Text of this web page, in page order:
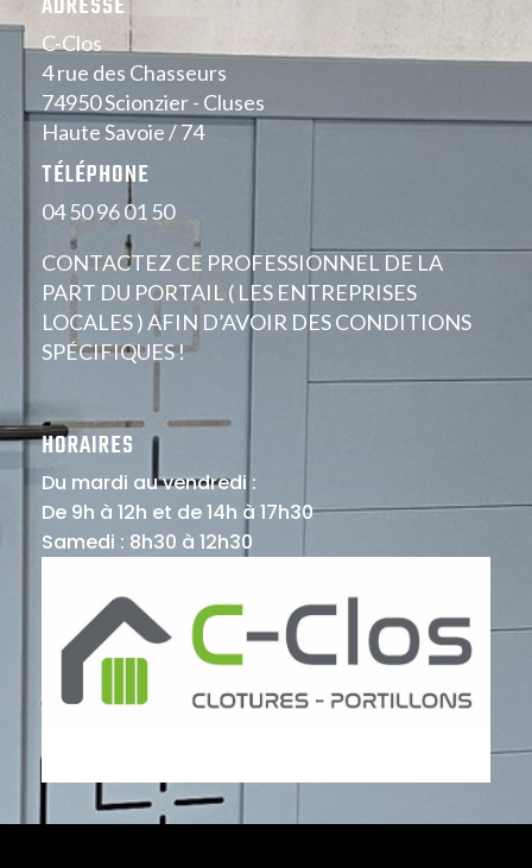
C-Clos
4 rue des Chasseurs
74950 Scionzier - Cluses
Haute Savoie / 74
TÉLÉPHONE
04 50 96 01 50
CONTACTEZ CE PROFESSIONNEL DE LA
PART DU PORTAIL ( LES ENTREPRISES
LOCALES ) AFIN D’AVOIR DES CONDITIONS
SPÉCIFIQUES !
HORAIRES
Du mardi au vendredi :
De 9h à 12h et de 14h à 17h30
Samedi : 8h30 à 12h30